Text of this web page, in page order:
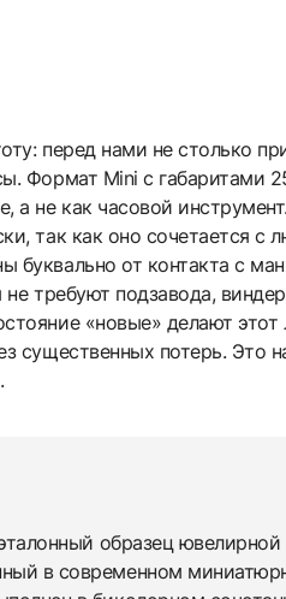
перед нами не столько
Формат Mini с габаритами
а не как часовой
так как оно сочетается
буквально от контакта с
не требуют подзавода,
«новые» делают
существенных потерь. Это
образец ювелирной
в современном
Трейд-ин